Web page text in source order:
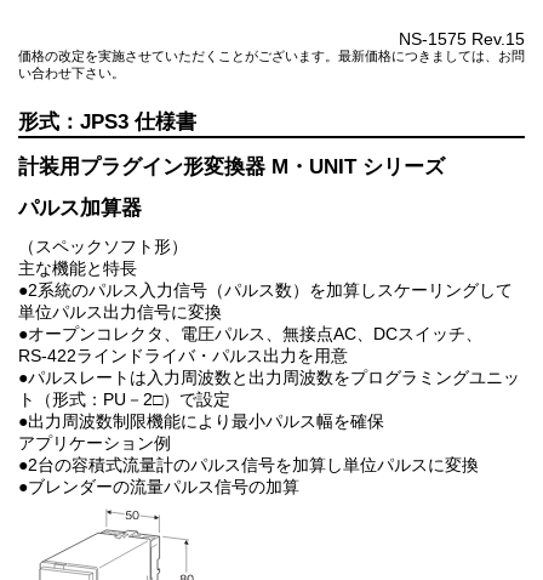
NS-1575 Rev.15
価格の改定を実施させていただくことがございます。最新価格につきましては、お問
い合わせ下さい。
JPS3
計装用プラグイン形変換器 M・UNIT シリーズ
パルス加算器
（スペックソフト形）
主な機能と特長
●2系統のパルス入力信号（パルス数）を加算しスケーリングして
単位パルス出力信号に変換
●オープンコレクタ、電圧パルス、無接点AC、DCスイッチ、
RS-422ラインドライバ・パルス出力を用意
●パルスレートは入力周波数と出力周波数をプログラミングユニッ
ト（形式：PU－2□）で設定
●出力周波数制限機能により最小パルス幅を確保
アプリケーション例
●2台の容積式流量計のパルス信号を加算し単位パルスに変換
●ブレンダーの流量パルス信号の加算